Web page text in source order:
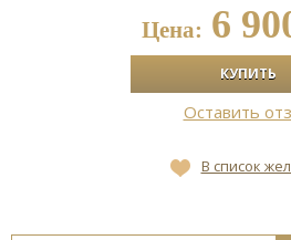
Цена: 6
Оставить
В список